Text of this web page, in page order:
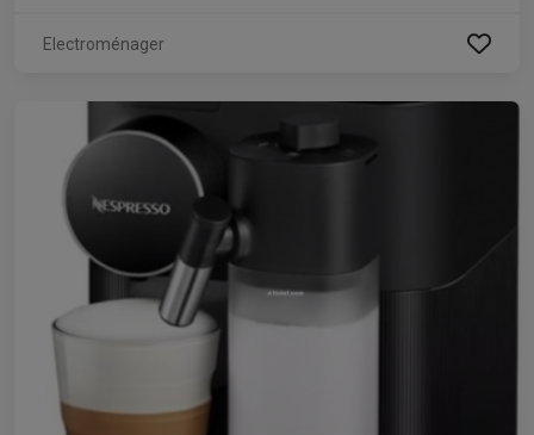
Electroménager